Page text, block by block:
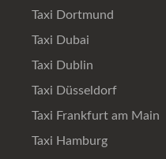
Taxi Dortmund
Taxi Dubai
Taxi Dublin
Taxi Düsseldorf
Taxi Frankfurt am Main
Taxi Hamburg